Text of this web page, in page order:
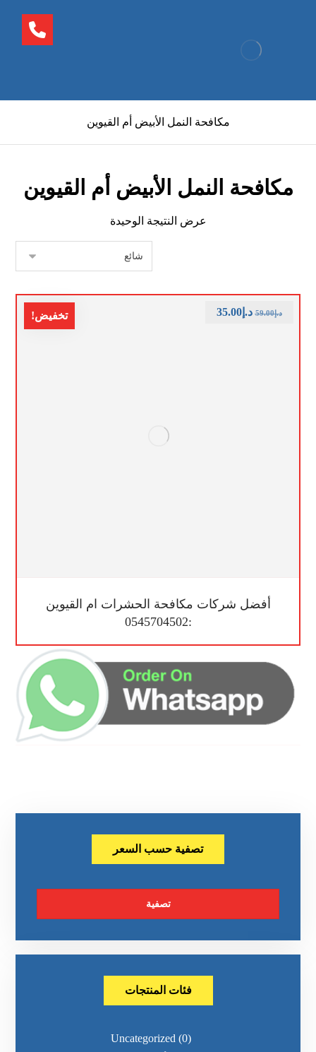
مكافحة النمل الأبيض أم القيوين
مكافحة النمل الأبيض أم القيوين
عرض النتيجة الوحيدة
تخفيض!
أفضل شركات مكافحة الحشرات ام القيوين
:0545704502
د.إ59.00 د.إ35.00
تصفية حسب السعر
تصفية
فئات المنتجات
Uncategorized (0)